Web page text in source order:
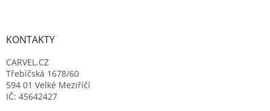
KONTAKTY
CARVEL.CZ
Třebíčská 1678/60
594 01 Velké Meziříčí
IČ: 45642427